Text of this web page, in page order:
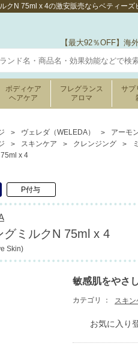
クN 75ml x 4の激安販売ならベティーズ
【最大92％OFF】海
ボディケア
ヘアケア
フレグランス
アロマ
サプ
ヴェレダ（WELEDA）
アーモ
スキンケア クレンジング
x 4
P付与
グミルクN 75ml x 4
Skin)
敏感肌をやさ
カテゴリ ： スキン
お気に入り